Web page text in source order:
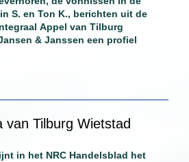
S. en Ton K., berichten uit de
Appel van Tilburg
& Janssen een profiel
van Tilburg Wietstad
in het NRC Handelsblad het